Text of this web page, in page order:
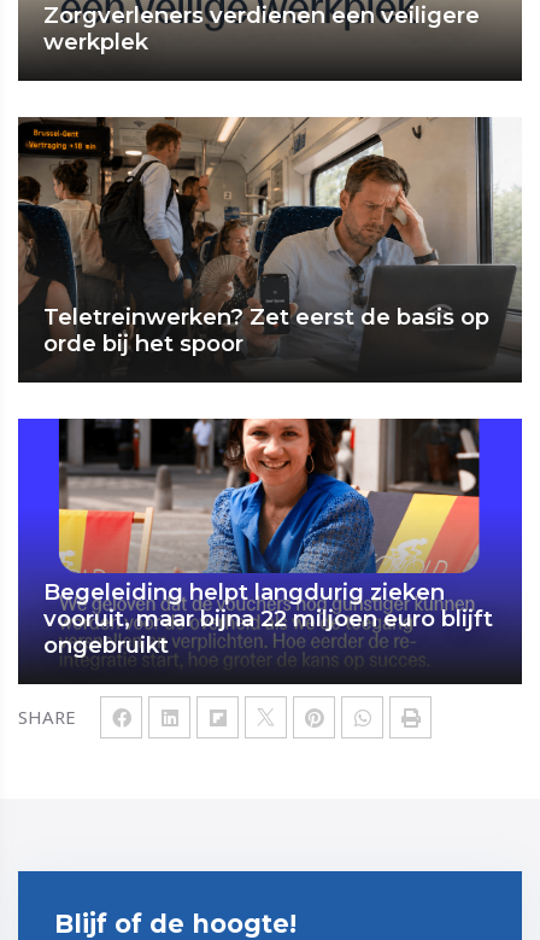
SHARE
Zorgverleners verdienen een veiligere
werkplek
Teletreinwerken? Zet eerst de basis op
orde bij het spoor
Begeleiding helpt langdurig zieken
vooruit, maar bijna 22 miljoen euro blijft
ongebruikt
Blijf of de hoogte!